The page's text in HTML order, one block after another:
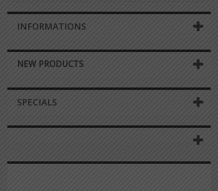
INFORMATIONS
NEW PRODUCTS
SPECIALS